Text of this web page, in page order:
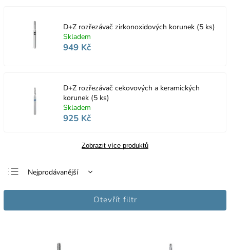
D+Z rozřezávač zirkonoxidových korunek (5 ks)
Skladem
949 Kč
D+Z rozřezávač cekovových a keramických
korunek (5 ks)
Skladem
925 Kč
Zobrazit více produktů
Nejprodávanější
Nejlevnější
Otevřít filtr